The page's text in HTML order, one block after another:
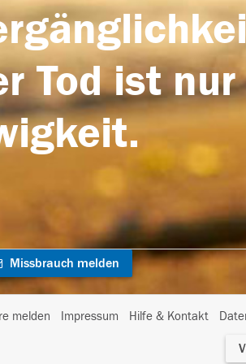
Tod ist
Missbrauch melden
melden Impressum Hilfe & Kontakt